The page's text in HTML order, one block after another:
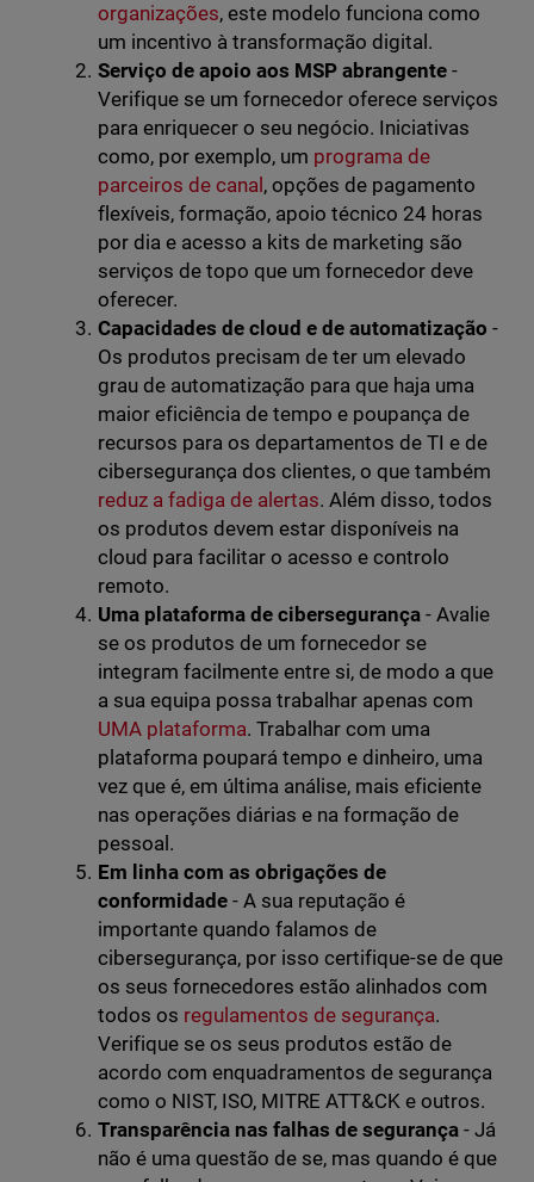
organizações, este modelo funciona como
um incentivo à transformação digital.
Serviço de apoio aos MSP abrangente -
Verifique se um fornecedor oferece serviços
para enriquecer o seu negócio. Iniciativas
como, por exemplo, um programa de
parceiros de canal , opções de pagamento
flexíveis, formação, apoio técnico 24 horas
por dia e acesso a kits de marketing são
serviços de topo que um fornecedor deve
oferecer.
Capacidades de cloud e de automatização -
Os produtos precisam de ter um elevado
grau de automatização para que haja uma
maior eficiência de tempo e poupança de
recursos para os departamentos de TI e de
cibersegurança dos clientes, o que também
reduz a fadiga de alertas. Além disso, todos
os produtos devem estar disponíveis na
cloud para facilitar o acesso e controlo
remoto.
Uma plataforma de cibersegurança - Avalie
se os produtos de um fornecedor se
integram facilmente entre si, de modo a que
a sua equipa possa trabalhar apenas com
UMA plataforma. Trabalhar com uma
plataforma poupará tempo e dinheiro, uma
vez que é, em última análise, mais eficiente
nas operações diárias e na formação de
pessoal.
Em linha com as obrigações de
conformidade- A sua reputação é
importante quando falamos de
cibersegurança, por isso certifique-se de que
os seus fornecedores estão alinhados com
todos os regulamentos de segurança.
Verifique se os seus produtos estão de
acordo com enquadramentos de segurança
como o NIST, ISO, MITRE ATT&CK e outros.
Transparência nas falhas de segurança - Já
não é uma questão de se, mas quando é que